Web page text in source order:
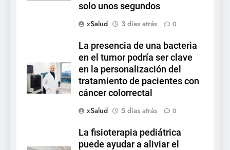
solo unos segundos
xSalud
3 días atrás 0
La presencia de una bacteria
en el tumor podría ser clave
en la personalización del
tratamiento de pacientes con
cáncer colorrectal
xSalud
5 días atrás 0
La fisioterapia pediátrica
puede ayudar a aliviar el